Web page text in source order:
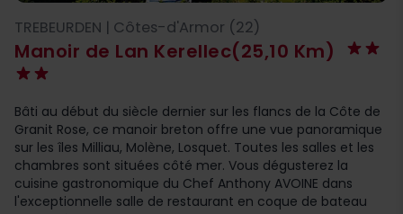
Manoir de Lan Kerellec(25,10 Km)
TREBEURDEN | Côtes-d'Armor (22)
Bâti au début du siècle dernier sur les flancs de la Côte de
Granit Rose, ce manoir breton offre une vue panoramique
sur les îles Milliau, Molène, Losquet. Toutes les salles et les
chambres sont situées côté mer. Vous dégusterez la
cuisine gastronomique du Chef Anthony AVOINE dans
l'exceptionnelle salle de restaurant en coque de bateau